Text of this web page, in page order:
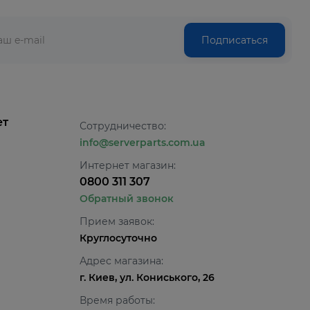
Подписаться
Сотрудничество:
info@serverparts.com.ua
Интернет магазин:
0800 311 307
Обратный звонок
Прием заявок:
Круглосуточно
Адрес магазина:
г. Киев, ул. Кониського, 26
Время работы: